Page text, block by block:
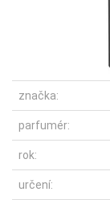
značka:
parfumér:
rok:
určení: